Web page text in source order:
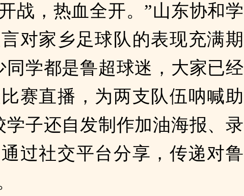
战，热血全开。”山东协和学
对家乡足球队的表现充满期
同学都是鲁超球迷，大家已经
赛直播，为两支队伍呐喊助
学子还自发制作加油海报、录
过社交平台分享，传递对鲁